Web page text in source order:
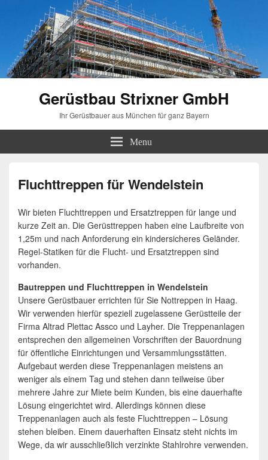
Gerüstbau Strixner GmbH
Ihr Gerüstbauer aus München für ganz Bayern
Menu
Fluchttreppen für Wendelstein
Wir bieten Fluchttreppen und Ersatztreppen für lange und
kurze Zeit an. Die Gerüsttreppen haben eine Laufbreite von
1,25m und nach Anforderung ein kindersicheres Geländer.
Regel-Statiken für die Flucht- und Ersatztreppen sind
vorhanden.
Bautreppen und Fluchttreppen in Wendelstein
Unsere Gerüstbauer errichten für Sie Nottreppen in Haag.
Wir verwenden hierfür speziell zugelassene Gerüstteile der
Firma Altrad Plettac Assco und Layher. Die Treppenanlagen
entsprechen den allgemeinen Vorschriften der Bauordnung
für öffentliche Einrichtungen und Versammlungsstätten.
Aufgebaut werden diese Treppenanlagen meistens an
weniger als einem Tag und stehen dann teilweise über
mehrere Jahre zur Miete beim Kunden, bis eine dauerhafte
Lösung eingerichtet wird. Allerdings können diese
Treppenanlagen auch als feste Fluchttreppen – Lösung
stehen bleiben. Einem dauerhaften Einsatz steht nichts im
Wege, da wir ausschließlich verzinkte Stahlrohre verwenden.